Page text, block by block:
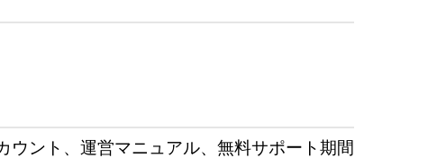
ウント、運営マニュアル、無料サポート期間